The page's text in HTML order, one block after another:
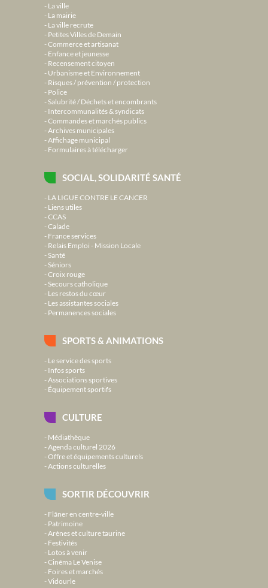
La ville
La mairie
La ville recrute
Petites Villes de Demain
Commerce et artisanat
Enfance et jeunesse
Recensement citoyen
Urbanisme et Environnement
Risques / prévention / protection
Police
Salubrité / Déchets et encombrants
Intercommunalités & syndicats
Commandes et marchés publics
Archives municipales
Affichage municipal
Formulaires à télécharger
SOCIAL, SOLIDARITÉ SANTÉ
LA LIGUE CONTRE LE CANCER
Liens utiles
CCAS
Calade
France services
Relais Emploi - Mission Locale
Santé
Séniors
Croix rouge
Secours catholique
Les restos du cœur
Les assistantes sociales
Permanences sociales
SPORTS & ANIMATIONS
Le service des sports
Infos sports
Associations sportives
Équipement sportifs
CULTURE
Médiathèque
Agenda culturel 2026
Offre et équipements culturels
Actions culturelles
SORTIR DÉCOUVRIR
Flâner en centre-ville
Patrimoine
Arènes et culture taurine
Festivités
Lotos à venir
Cinéma Le Venise
Foires et marchés
Vidourle